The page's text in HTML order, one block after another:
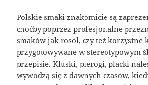
Polskie smaki znakomicie są
choćby poprzez profesjonalne
smaków jak rosół, czy też korzystne
przygotowywane w stereotypowym
przepisie. Kluski, pierogi, placki
wywodzą się z dawnych czasów,